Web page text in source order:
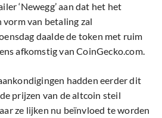
‘Newegg’ aan dat het het
van betaling zal
daalde de token met ruim
afkomstig van CoinGecko.com.
hadden eerder dit
prijzen van de altcoin steil
ze lijken nu beïnvloed te worden